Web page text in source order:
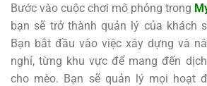
Bước vào cuộc chơi mô phỏng trong
bạn sẽ trở thành quản lý của khách
Bạn bắt đầu vào việc xây dựng và
nghỉ, từng khu vực để mang đến
cho mèo. Bạn sẽ quản lý mọi hoạt